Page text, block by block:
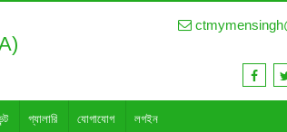
গ্যালারি যোগাযোগ লগইন